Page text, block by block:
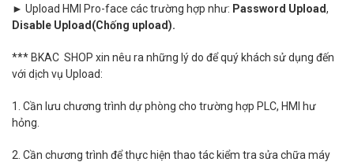
► Upload HMI Pro-face các trường hợp như: Password Upload,
Disable Upload(Chống upload).
*** BKAC SHOP xin nêu ra những lý do để quý khách sử dụng đến
với dịch vụ Upload:
1. Cần lưu chương trình dự phòng cho trường hợp PLC, HMI hư
hỏng.
2. Cần chương trình để thực hiện thao tác kiểm tra sửa chữa máy